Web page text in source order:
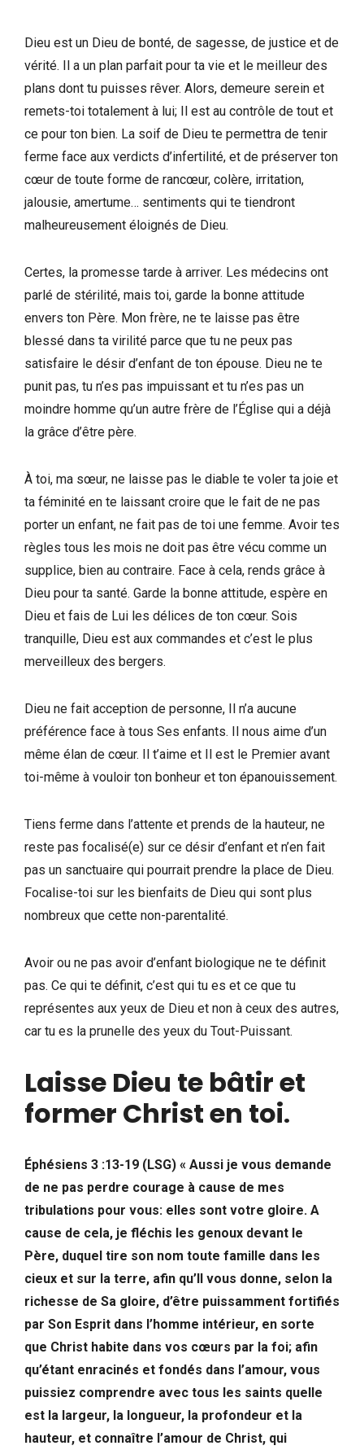
Dieu est un Dieu de bonté, de sagesse, de justice et de
vérité. Il a un plan parfait pour ta vie et le meilleur des
plans dont tu puisses rêver. Alors, demeure serein et
remets-toi totalement à lui; Il est au contrôle de tout et
ce pour ton bien. La soif de Dieu te permettra de tenir
ferme face aux verdicts d’infertilité, et de préserver ton
cœur de toute forme de rancœur, colère, irritation,
jalousie, amertume… sentiments qui te tiendront
malheureusement éloignés de Dieu.
Certes, la promesse tarde à arriver. Les médecins ont
parlé de stérilité, mais toi, garde la bonne attitude
envers ton Père. Mon frère, ne te laisse pas être
blessé dans ta virilité parce que tu ne peux pas
satisfaire le désir d’enfant de ton épouse. Dieu ne te
punit pas, tu n’es pas impuissant et tu n’es pas un
moindre homme qu’un autre frère de l’Église qui a déjà
la grâce d’être père.
À toi, ma sœur, ne laisse pas le diable te voler ta joie et
ta féminité en te laissant croire que le fait de ne pas
porter un enfant, ne fait pas de toi une femme. Avoir tes
règles tous les mois ne doit pas être vécu comme un
supplice, bien au contraire. Face à cela, rends grâce à
Dieu pour ta santé. Garde la bonne attitude, espère en
Dieu et fais de Lui les délices de ton cœur. Sois
tranquille, Dieu est aux commandes et c’est le plus
merveilleux des bergers.
Dieu ne fait acception de personne, Il n’a aucune
préférence face à tous Ses enfants. Il nous aime d’un
même élan de cœur. Il t’aime et Il est le Premier avant
toi-même à vouloir ton bonheur et ton épanouissement.
Tiens ferme dans l’attente et prends de la hauteur, ne
reste pas focalisé(e) sur ce désir d’enfant et n’en fait
pas un sanctuaire qui pourrait prendre la place de Dieu.
Focalise-toi sur les bienfaits de Dieu qui sont plus
nombreux que cette non-parentalité.
Avoir ou ne pas avoir d’enfant biologique ne te définit
pas. Ce qui te définit, c’est qui tu es et ce que tu
représentes aux yeux de Dieu et non à ceux des autres,
car tu es la prunelle des yeux du Tout-Puissant.
Laisse Dieu te bâtir et
former Christ en toi.
Éphésiens 3 :13-19 (LSG) « Aussi je vous demande
de ne pas perdre courage à cause de mes
tribulations pour vous: elles sont votre gloire. A
cause de cela, je fléchis les genoux devant le
Père, duquel tire son nom toute famille dans les
cieux et sur la terre, afin qu’Il vous donne, selon la
richesse de Sa gloire, d’être puissamment fortifiés
par Son Esprit dans l’homme intérieur, en sorte
que Christ habite dans vos cœurs par la foi; afin
qu’étant enracinés et fondés dans l’amour, vous
puissiez comprendre avec tous les saints quelle
est la largeur, la longueur, la profondeur et la
hauteur, et connaître l’amour de Christ, qui